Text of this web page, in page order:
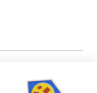
de confidentialité